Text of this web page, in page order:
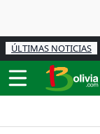
ÚLTIMAS NOTICIAS